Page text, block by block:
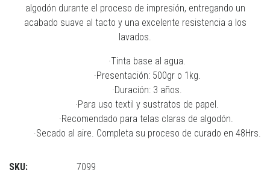
algodón durante el proceso de impresión, entregando un
acabado suave al tacto y una excelente resistencia a los
lavados.
·Tinta base al agua.
·Presentación: 500gr o 1kg.
·Duración: 3 años.
·Para uso textil y sustratos de papel.
·Recomendado para telas claras de algodón.
·Secado al aire. Completa su proceso de curado en 48Hrs.
SKU: 7099